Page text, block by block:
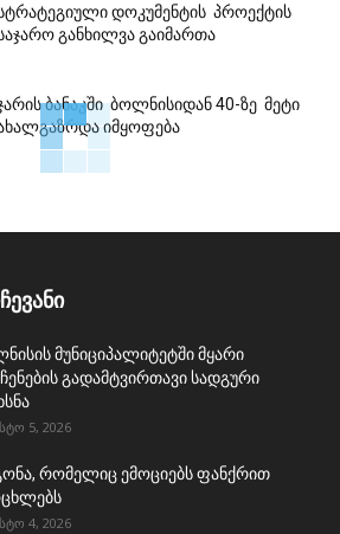
დოკუმენტის პროექტის
განხილვა გაიმართა
ბანაკში ბოლნისიდან 40-ზე მეტი
იმყოფება
მუნიციპალიტეტში მყარი
გადამტვირთავი სადგური
5, 2026
რომელიც ემოციებს ფანქრით
4, 2026